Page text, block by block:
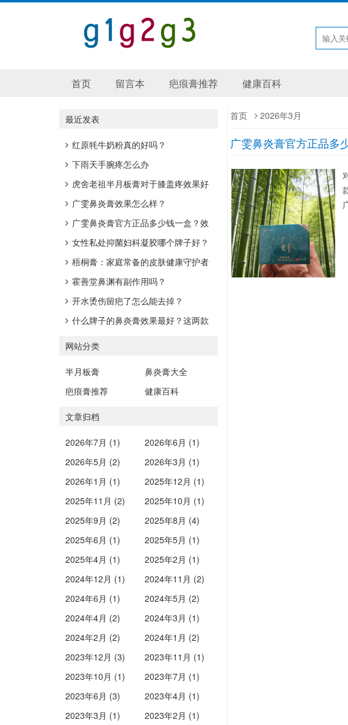
首页 留言本 疤痕膏推荐 健康百科
首页 2026年3月
广雯鼻炎膏官方正品多
最近发表
红原牦牛奶粉真的好吗？
下雨天手腕疼怎么办
虎舍老祖半月板膏对于膝盖疼效果好
吗？广雯鼻炎膏效果怎么样？
广雯鼻炎膏官方正品多少钱一盒？效
果好吗？
女性私处抑菌妇科凝胶哪个牌子好？
梧桐膏：家庭常备的皮肤健康守护者
霍善堂鼻渊有副作用吗？
开水烫伤留疤了怎么能去掉？
什么牌子的鼻炎膏效果最好？这两款
口碑之选值得一试
网站分类
半月板膏
鼻炎膏大全
疤痕膏推荐
健康百科
文章归档
2026年7月 (1)
2026年6月 (1)
2026年5月 (2)
2026年3月 (1)
2026年1月 (1)
2025年12月 (1)
2025年11月 (2)
2025年10月 (1)
2025年9月 (2)
2025年8月 (4)
2025年6月 (1)
2025年5月 (1)
2025年4月 (1)
2025年2月 (1)
2024年12月 (1)
2024年11月 (2)
2024年6月 (1)
2024年5月 (2)
2024年4月 (2)
2024年3月 (1)
2024年2月 (2)
2024年1月 (2)
2023年12月 (3)
2023年11月 (1)
2023年10月 (1)
2023年7月 (1)
2023年6月 (3)
2023年4月 (1)
2023年3月 (1)
2023年2月 (1)